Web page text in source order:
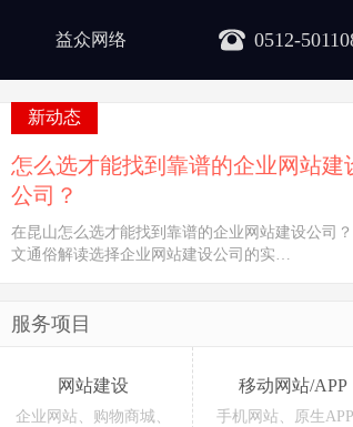
0512-
益众网络
新动态
怎么选才能找到靠谱的企业网站建
公司？
在昆山怎么选才能找到靠谱的企业网站建设公司
文通俗解读选择企业网站建设公司的实…
服务项目
网站建设
企业网站、购物商城、
移动网站/APP
手机网站、原生